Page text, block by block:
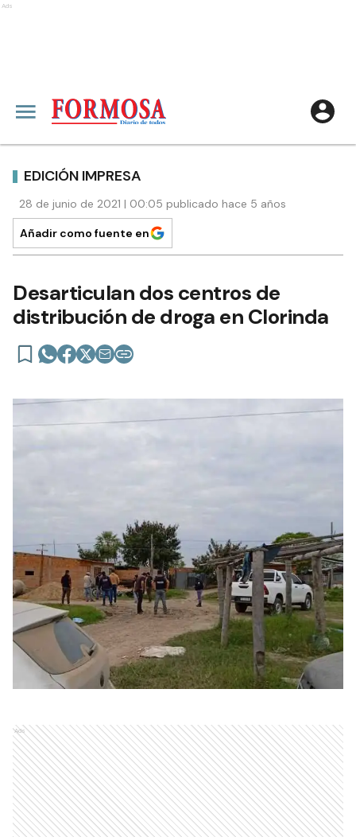
Ads
EDICIÓN IMPRESA
28 de junio de 2021 | 00:05 publicado hace 5 años
Añadir como fuente en
Desarticulan dos centros de
distribución de droga en Clorinda
Ads